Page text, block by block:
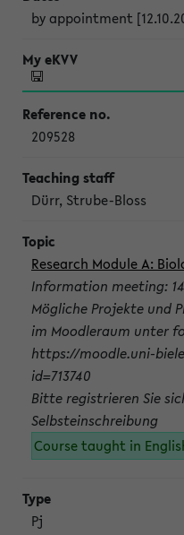
by appointment
209528
Dürr, Strube-Bloss
Research Module A:
Information meeting:
Mögliche Projekte und
im Moodleraum unter
https://moodle.uni-
id=713740
Bitte registrieren Sie
Selbsteinschreibung
Course taught in
Pj